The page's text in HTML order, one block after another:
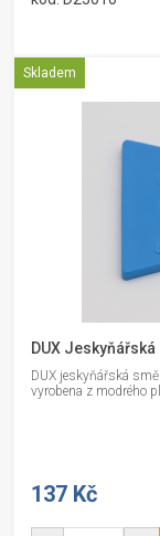
Skladem
DUX
DUX jeskyňářská
vyrobena z modrého
137 Kč